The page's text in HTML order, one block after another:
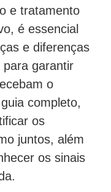
e tratamento
é essencial
e diferenças
garantir
o
completo,
os
juntos, além
os sinais